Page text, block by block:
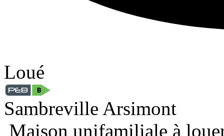
Loué
Sambreville Arsimont
Maison unifamiliale à